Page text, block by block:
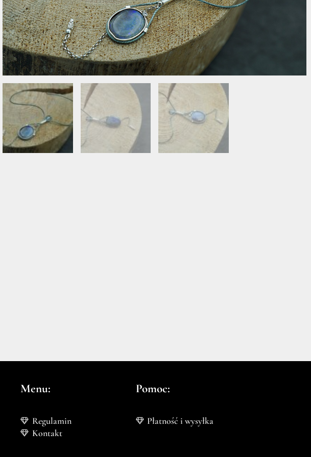
Menu:
Regulamin
Kontakt
Pomoc:
Płatność i wysyłka